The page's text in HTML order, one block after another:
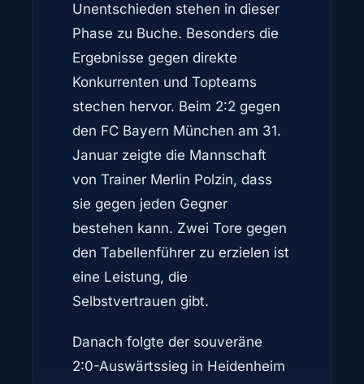
Unentschieden stehen in dieser
Phase zu Buche. Besonders die
Ergebnisse gegen direkte
Konkurrenten und Topteams
stechen hervor. Beim 2:2 gegen
den FC Bayern München am 31.
Januar zeigte die Mannschaft
von Trainer Merlin Polzin, dass
sie gegen jeden Gegner
bestehen kann. Zwei Tore gegen
den Tabellenführer zu erzielen ist
eine Leistung, die
Selbstvertrauen gibt.
Danach folgte der souveräne
2:0-Auswärtssieg in Heidenheim